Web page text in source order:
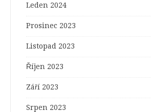
Leden 2024
Prosinec 2023
Listopad 2023
Říjen 2023
Září 2023
Srpen 2023